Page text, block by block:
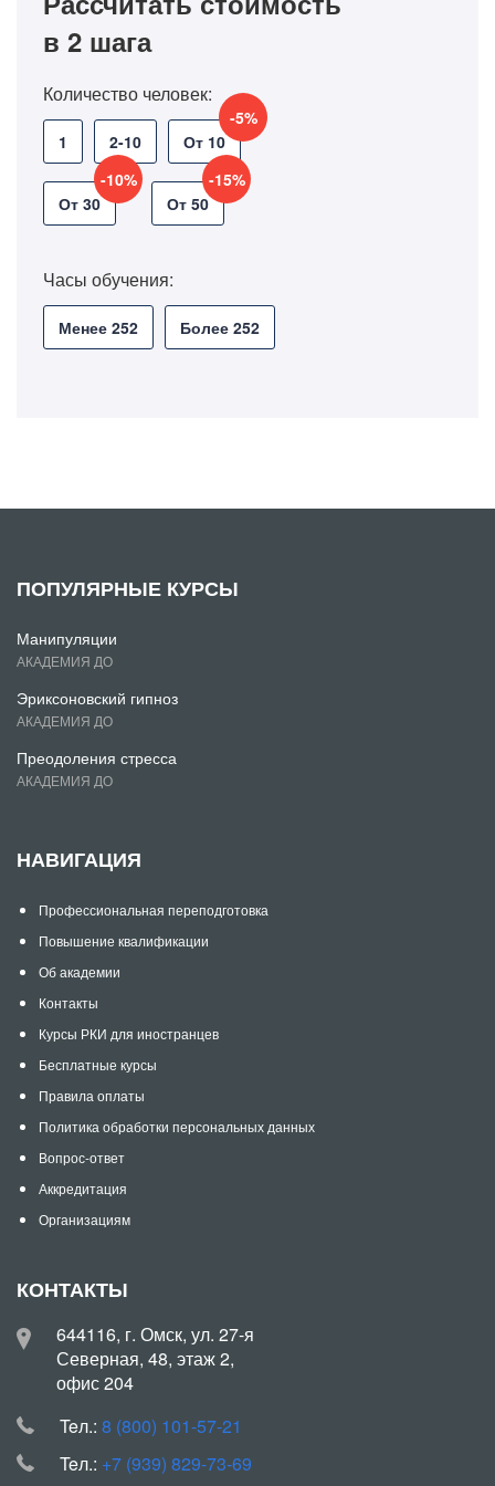
в 2 шага
Количество человек:
1 2-10 От 10
-5%
От 30
-10%
От 50
-15%
Часы обучения:
Менее 252 Более 252
ПОПУЛЯРНЫЕ КУРСЫ
Манипуляции
АКАДЕМИЯ ДО
Эриксоновский гипноз
АКАДЕМИЯ ДО
Преодоления стресса
АКАДЕМИЯ ДО
НАВИГАЦИЯ
Профессиональная переподготовка
Повышение квалификации
Об академии
Контакты
Курсы РКИ для иностранцев
Бесплатные курсы
Правила оплаты
Политика обработки персональных данных
Вопрос-ответ
Аккредитация
Организациям
КОНТАКТЫ
644116, г. Омск, ул. 27-я
Северная, 48, этаж 2,
офис 204
Teл.: 8 (800) 101-57-21
Teл.: +7 (939) 829-73-69